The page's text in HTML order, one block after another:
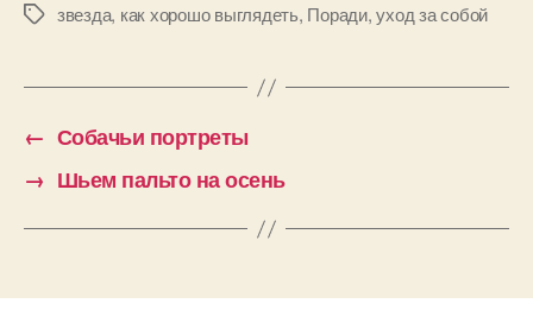
Позначки
звезда, как хорошо выглядеть, Поради,уход за собой
← Собачьи портреты
→ Шьем пальто на осень